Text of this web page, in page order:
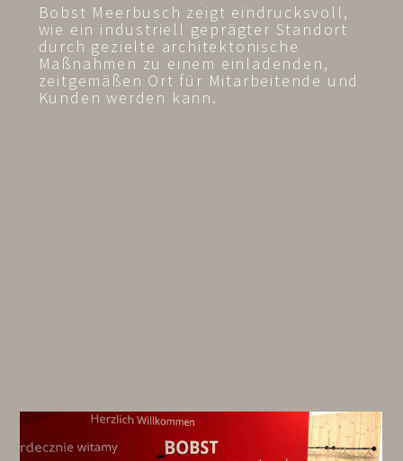
Bobst Meerbusch zeigt eindrucksvoll,
wie ein industriell geprägter Standort
durch gezielte architektonische
Maßnahmen zu einem einladenden,
zeitgemäßen Ort für Mitarbeitende und
Kunden werden kann.